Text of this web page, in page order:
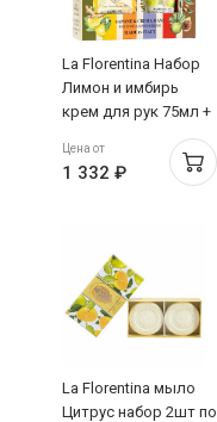
La Florentina Набор
Лимон и имбирь
крем для рук 75мл +
Цена от
1 332 ₽
La Florentina мыло
Цитрус набор 2шт по